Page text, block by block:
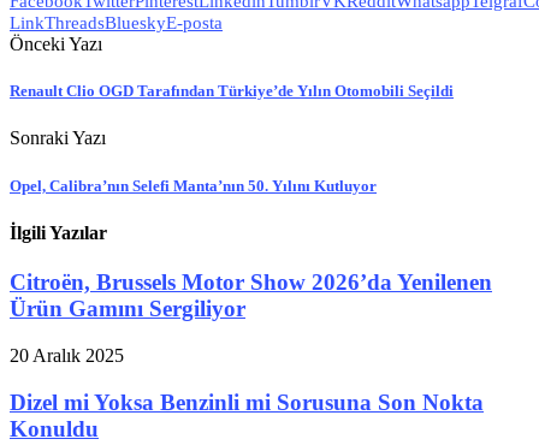
LinkThreadsBlueskyE-posta
Önceki Yazı
Renault Clio OGD Tarafından Türkiye’de Yılın Otomobili Seçildi
Sonraki Yazı
Opel, Calibra’nın Selefi Manta’nın 50. Yılını Kutluyor
İlgili Yazılar
Citroën, Brussels Motor Show 2026’da Yenilenen
Ürün Gamını Sergiliyor
20 Aralık 2025
Dizel mi Yoksa Benzinli mi Sorusuna Son Nokta
Konuldu